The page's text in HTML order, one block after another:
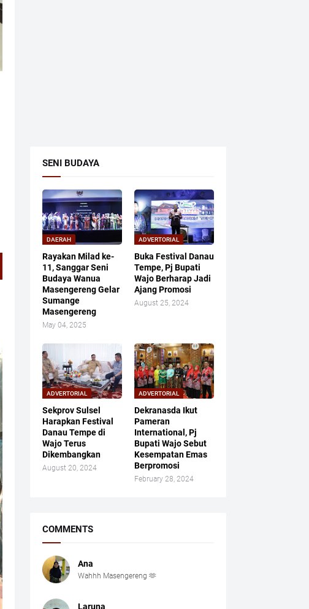
SENI BUDAYA
DAERAH
Rayakan Milad ke-
11, Sanggar Seni
Budaya Wanua
Masengereng Gelar
Sumange
Masengereng
May 04, 2025
ADVERTORIAL
Buka Festival Danau
Tempe, Pj Bupati
Wajo Berharap Jadi
Ajang Promosi
August 25, 2024
ADVERTORIAL
Sekprov Sulsel
Harapkan Festival
Danau Tempe di
Wajo Terus
Dikembangkan
August 20, 2024
ADVERTORIAL
Dekranasda Ikut
Pameran
International, Pj
Bupati Wajo Sebut
Kesempatan Emas
Berpromosi
February 28, 2024
COMMENTS
Ana
Wahhh Masengereng 🫶
Laruna